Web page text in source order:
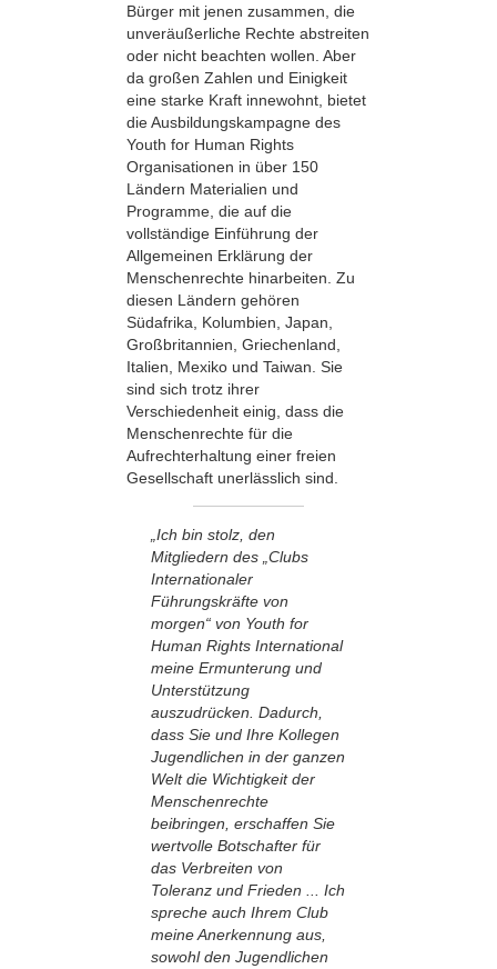
Bürger mit jenen zusammen, die
unveräußerliche Rechte abstreiten
oder nicht beachten wollen. Aber
da großen Zahlen und Einigkeit
eine starke Kraft innewohnt, bietet
die Ausbildungskampagne des
Youth for Human Rights
Organisationen in über 150
Ländern Materialien und
Programme, die auf die
vollständige Einführung der
Allgemeinen Erklärung der
Menschenrechte hinarbeiten. Zu
diesen Ländern gehören
Südafrika, Kolumbien, Japan,
Großbritannien, Griechenland,
Italien, Mexiko und Taiwan. Sie
sind sich trotz ihrer
Verschiedenheit einig, dass die
Menschenrechte für die
Aufrechterhaltung einer freien
Gesellschaft unerlässlich sind.
„Ich bin stolz, den
Mitgliedern des „Clubs
Internationaler
Führungskräfte von
morgen“ von Youth for
Human Rights International
meine Ermunterung und
Unterstützung
auszudrücken. Dadurch,
dass Sie und Ihre Kollegen
Jugendlichen in der ganzen
Welt die Wichtigkeit der
Menschenrechte
beibringen, erschaffen Sie
wertvolle Botschafter für
das Verbreiten von
Toleranz und Frieden ... Ich
spreche auch Ihrem Club
meine Anerkennung aus,
sowohl den Jugendlichen